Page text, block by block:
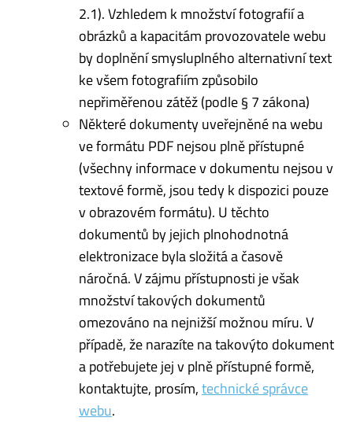
2.1). Vzhledem k množství fotografií a
obrázků a kapacitám provozovatele webu
by doplnění smysluplného alternativní text
ke všem fotografiím způsobilo
nepřiměřenou zátěž (podle § 7 zákona)
Některé dokumenty uveřejněné na webu
ve formátu PDF nejsou plně přístupné
(všechny informace v dokumentu nejsou v
textové formě, jsou tedy k dispozici pouze
v obrazovém formátu). U těchto
dokumentů by jejich plnohodnotná
elektronizace byla složitá a časově
náročná. V zájmu přístupnosti je však
množství takových dokumentů
omezováno na nejnižší možnou míru. V
případě, že narazíte na takovýto dokument
a potřebujete jej v plně přístupné formě,
kontaktujte, prosím,technické správce
webu.